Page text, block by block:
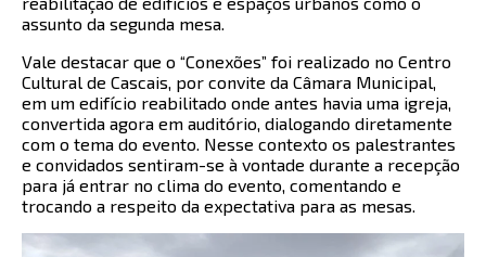
assunto da segunda mesa.
Vale destacar que o “Conexões” foi realizado no Centro
Cultural de Cascais, por convite da Câmara Municipal,
em um edifício reabilitado onde antes havia uma igreja,
convertida agora em auditório, dialogando diretamente
com o tema do evento. Nesse contexto os palestrantes
e convidados sentiram-se à vontade durante a recepção
para já entrar no clima do evento, comentando e
trocando a respeito da expectativa para as mesas.